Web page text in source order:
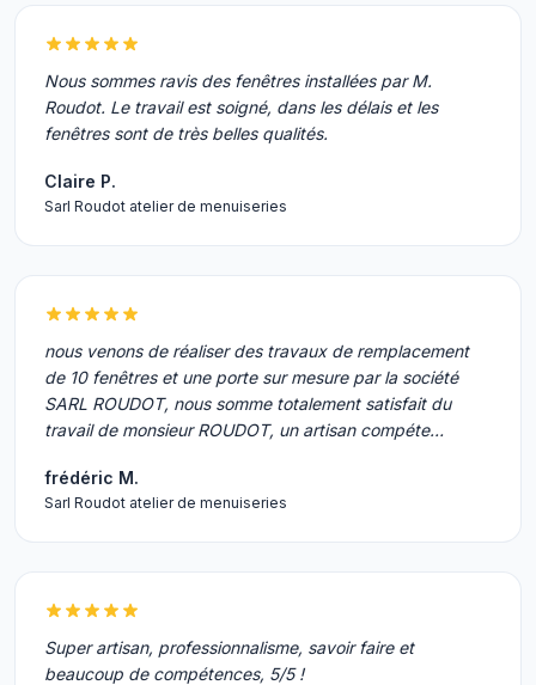
Nous sommes ravis des fenêtres installées par M.
Roudot. Le travail est soigné, dans les délais et les
fenêtres sont de très belles qualités.
Claire P.
Sarl Roudot atelier de menuiseries
nous venons de réaliser des travaux de remplacement
de 10 fenêtres et une porte sur mesure par la société
SARL ROUDOT, nous somme totalement satisfait du
travail de monsieur ROUDOT, un artisan compéte…
frédéric M.
Sarl Roudot atelier de menuiseries
Super artisan, professionnalisme, savoir faire et
beaucoup de compétences, 5/5 !